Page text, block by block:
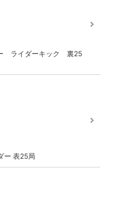
ライダーキック 裏25
ー 表25局